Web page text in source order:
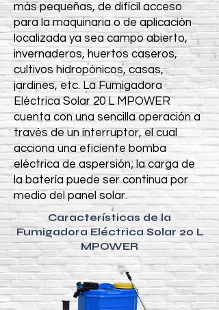
más pequeñas, de difícil acceso
para la maquinaria o de aplicación
localizada ya sea campo abierto,
invernaderos, huertos caseros,
cultivos hidropónicos, casas,
jardines, etc. La Fumigadora
Eléctrica Solar 20 L MPOWER
cuenta con una sencilla operación a
través de un interruptor, el cual
acciona una eficiente bomba
eléctrica de aspersión; la carga de
la batería puede ser continua por
medio del panel solar.
Características de la
Fumigadora Eléctrica Solar 20 L
MPOWER